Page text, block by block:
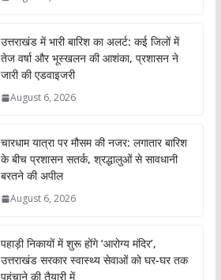
उत्तराखंड में भारी बारिश का अलर्ट: कई जिलों में
तेज वर्षा और भूस्खलन की आशंका, प्रशासन ने
जारी की एडवाइजरी
August 6, 2026
चारधाम यात्रा पर मौसम की नजर: लगातार बारिश
के बीच प्रशासन सतर्क, श्रद्धालुओं से सावधानी
बरतने की अपील
August 6, 2026
पहाड़ी निकायों में शुरू होंगे ‘आरोग्य मंदिर’,
उत्तराखंड सरकार स्वास्थ्य सेवाओं को घर-घर तक
पहुंचाने की तैयारी में